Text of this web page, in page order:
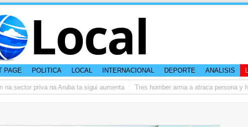
Local
PAGE POLITICA LOCAL INTERNACIONAL DEPORTE ANALISIS
sector priva na Aruba ta sigui aumenta Tres homber arma a atraca persona y